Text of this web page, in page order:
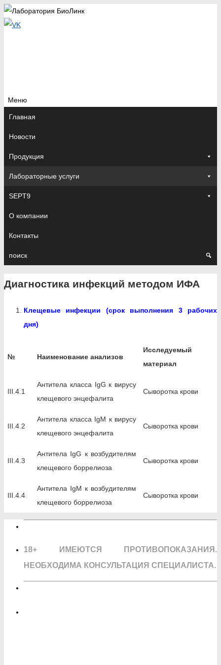
Меню
Перейти
содержимому
Главная
Новости
Продукция
Лабораторные услуги
SEPT9
О компании
Контакты
поиск
Диагностика инфекций методом ИФА
Клещевые инфекции (срок выполнения 3 рабочих
дня)
№ Наименование анализов
Исследуемый
материал
III.4.1
Антитела класса IgG к вирусу
клещевого энцефалита
Сыворотка крови
III.4.2
Антитела класса IgМ к вирусу
клещевого энцефалита
Сыворотка крови
III.4.3
Антитела IgG к возбудителям
клещевого боррелиоза
Сыворотка крови
III.4.4
Антитела IgM к возбудителям
клещевого боррелиоза
Сыворотка крови
18+ ИМЕЮТСЯ ПРОТИВОПОКАЗАНИЯ.
НЕОБХОДИМА КОНСУЛЬТАЦИЯ СПЕЦИАЛИСТА.